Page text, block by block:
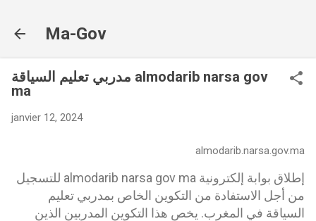
Ma-Gov
مدربي تعليم السياقة almodarib narsa gov
ma
janvier 12, 2024
almodarib.narsa.gov.ma
إطلاق بوابة إلكترونية almodarib narsa gov ma للتسجيل
من أجل الاستفادة من التكوين الخاص بمدربي تعليم
السياقة في المغرب. يخص هذا التكوين المدربين الذين